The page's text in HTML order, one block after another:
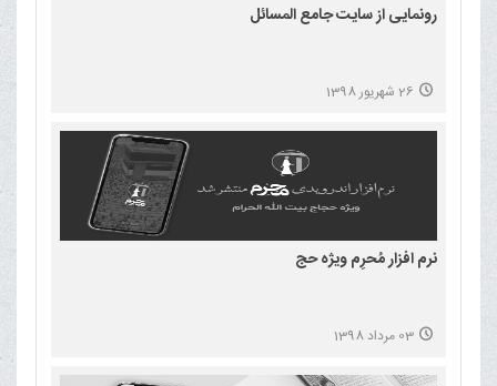
رونمایی از سایت جامع المسائل
26 شهریور 1398
نرم افزار مُحرِم ویژه حج
03 مرداد 1398